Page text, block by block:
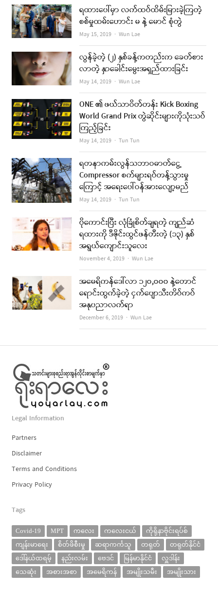
ရထားပေါ်မှာ လက်ထပ်ထိမ်းမြားခဲ့ကြတဲ့
စစ်မှုထမ်းဟောင်း မ နဲ့ မောင် စုံတွဲ
May 15, 2019 Author
Wun Lae
လွန်ခဲ့တဲ့ (၂) နှစ်ခန့်ကတည်းက ခေတ်စား
လာတဲ့ နှာခေါင်းမွေးအရှည်ထားခြင်း
May 14, 2019 Author
Wun Lae
ONE ၏ ဖယ်သာဝိတ်တန်း Kick Boxing
World Grand Prix တွဲဆိုင်းများကိုသုံးသပ်
ကြည့်ခြင်း
May 14, 2019 Author
Tun Tun
ရတနာကမ်းလွန်သဘာဝဓာတ်ငွေ့
Compressor စက်များရပ်တန့်သွားမှု
ကြောင့် အရေးပေါ်ဝန်အားလျော့မည်
May 14, 2019 Author
Tun Tun
ပိုကောင်းပြီး လုံခြုံစိတ်ချရတဲ့ ကျည်ဆံ
ရထားကို ဒီဇိုင်းထွင်ဖန်တီးတဲ့ (၁၃) နှစ်
အရွယ်ကျောင်းသူလေး
November 4, 2019 Author
Wun Lae
အမေရိကန်ဒေါ်လာ ၁၂၀,၀၀၀ နဲ့တောင်
ရောင်းထွက်ခဲ့တဲ့ ငှက်ပျောသီးတိပ်ကပ်
အနုပညာလက်ရာ
December 6, 2019 Author
Wun Lae
Legal Information
Partners
Disclaimer
Terms and Conditions
Privacy Policy
Tags
Covid-19 MPT ကလေး ကလေးငယ်
ကိုရိုနာဗိုင်းရပ်စ်
ကျန်းမာရေး
စိတ်ဖိစီးမှု ဆရာကင်္ကသူ တရုတ်
တရုတ်နိုင်ငံ
ဒေါ်နယ်ထရမ့်
နည်းလမ်း ဗေဒင် မြန်မာနိုင်ငံ
လှူဒါန်း
သေဆုံး
အစားအစာ အမေရိကန် အမျိုးသမီး အမျိုးသား